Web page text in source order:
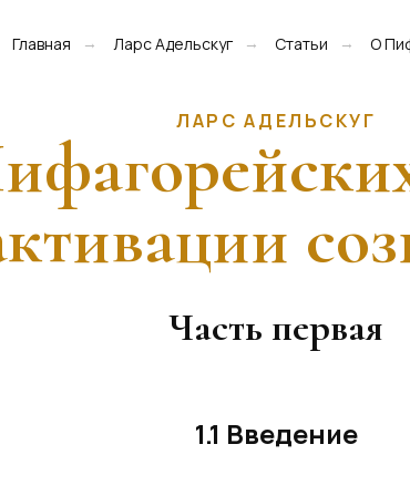
Главная → Ларс Адельскуг → Статьи → О
ЛАРС АДЕЛЬСКУГ
Часть первая
1.1 Введение